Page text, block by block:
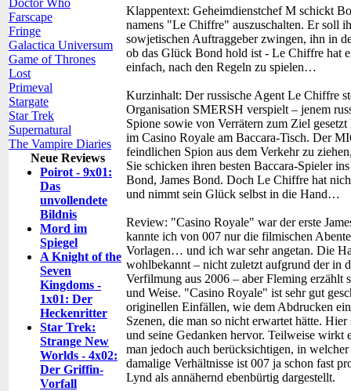
Doctor Who
Farscape
Fringe
Galactica Universum
Game of Thrones
Lost
Primeval
Stargate
Star Trek
Supernatural
The Vampire Diaries
Neue Reviews
Poirot - 9x01:
Das
unvollendete
Bildnis
Mord im
Spiegel
A Knight of the
Seven
Kingdoms -
1x01: Der
Heckenritter
Star Trek:
Strange New
Worlds - 4x02:
Der Griffin-
Vorfall
Klappentext: Geheimdienstchef M schickt
namens "Le Chiffre" auszuschalten. Er soll
sowjetischen Auftraggeber zwingen, ihn in
ob das Glück Bond hold ist - Le Chiffre hat
einfach, nach den Regeln zu spielen…
Kurzinhalt: Der russische Agent Le Chiffre
Organisation SMERSH verspielt – jenem
Spione sowie von Verrätern zum Ziel
im Casino Royale am Baccara-Tisch. Der
feindlichen Spion aus dem Verkehr zu
Sie schicken ihren besten Baccara-Spieler
Bond, James Bond. Doch Le Chiffre hat
und nimmt sein Glück selbst in die Hand…
Review: "Casino Royale" war der erste
kannte ich von 007 nur die filmischen
Vorlagen… und ich war sehr angetan. Die
wohlbekannt – nicht zuletzt aufgrund der in
Verfilmung aus 2006 – aber Fleming erzählt
und Weise. "Casino Royale" ist sehr gut
originellen Einfällen, wie dem Abdrucken
Szenen, die man so nicht erwartet hätte.
und seine Gedanken hervor. Teilweise wirkt
man jedoch auch berücksichtigen, in
damalige Verhältnisse ist 007 ja schon fast
Lynd als annähernd ebenbürtig dargestellt.